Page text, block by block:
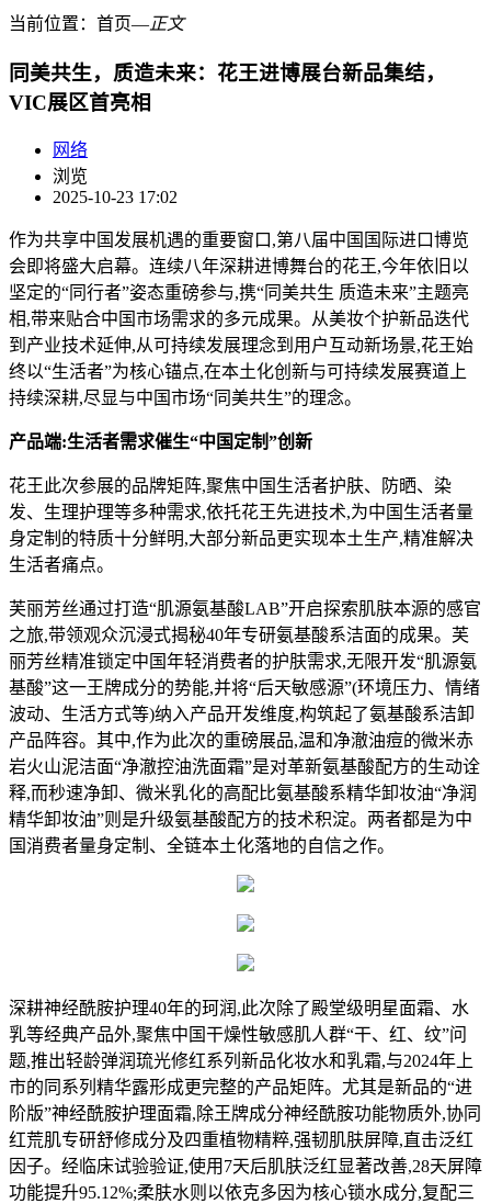
当前位置： 首页―正文
同美共生，质造未来：花王进博展台新品集结，
VIC展区首亮相
网络
浏览
2025-10-23 17:02
作为共享中国发展机遇的重要窗口,第八届中国国际进口博览
会即将盛大启幕。连续八年深耕进博舞台的花王,今年依旧以
坚定的“同行者”姿态重磅参与,携“同美共生 质造未来”主题亮
相,带来贴合中国市场需求的多元成果。从美妆个护新品迭代
到产业技术延伸,从可持续发展理念到用户互动新场景,花王始
终以“生活者”为核心锚点,在本土化创新与可持续发展赛道上
持续深耕,尽显与中国市场“同美共生”的理念。
产品端:生活者需求催生“中国定制”创新
花王此次参展的品牌矩阵,聚焦中国生活者护肤、防晒、染
发、生理护理等多种需求,依托花王先进技术,为中国生活者量
身定制的特质十分鲜明,大部分新品更实现本土生产,精准解决
生活者痛点。
芙丽芳丝通过打造“肌源氨基酸LAB”开启探索肌肤本源的感官
之旅,带领观众沉浸式揭秘40年专研氨基酸系洁面的成果。芙
丽芳丝精准锁定中国年轻消费者的护肤需求,无限开发“肌源氨
基酸”这一王牌成分的势能,并将“后天敏感源”(环境压力、情绪
波动、生活方式等)纳入产品开发维度,构筑起了氨基酸系洁卸
产品阵容。其中,作为此次的重磅展品,温和净澈油痘的微米赤
岩火山泥洁面“净澈控油洗面霜”是对革新氨基酸配方的生动诠
释,而秒速净卸、微米乳化的高配比氨基酸系精华卸妆油“净润
精华卸妆油”则是升级氨基酸配方的技术积淀。两者都是为中
国消费者量身定制、全链本土化落地的自信之作。
深耕神经酰胺护理40年的珂润,此次除了殿堂级明星面霜、水
乳等经典产品外,聚焦中国干燥性敏感肌人群“干、红、纹”问
题,推出轻龄弹润琉光修红系列新品化妆水和乳霜,与2024年上
市的同系列精华露形成更完整的产品矩阵。尤其是新品的“进
阶版”神经酰胺护理面霜,除王牌成分神经酰胺功能物质外,协同
红荒肌专研舒修成分及四重植物精粹,强韧肌肤屏障,直击泛红
因子。经临床试验验证,使用7天后肌肤泛红显著改善,28天屏障
功能提升95.12%;柔肤水则以依克多因为核心锁水成分,复配三